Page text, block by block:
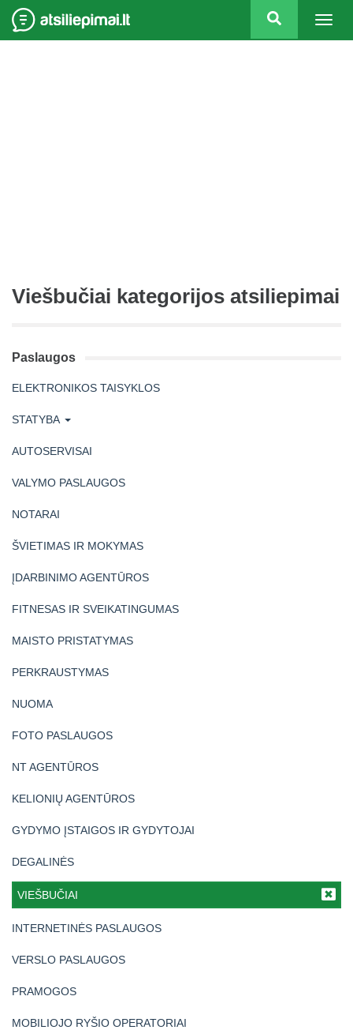
Viešbučiai kategorijos atsiliepimai
Paslaugos
ELEKTRONIKOS TAISYKLOS
STATYBA
AUTOSERVISAI
VALYMO PASLAUGOS
NOTARAI
ŠVIETIMAS IR MOKYMAS
ĮDARBINIMO AGENTŪROS
FITNESAS IR SVEIKATINGUMAS
MAISTO PRISTATYMAS
PERKRAUSTYMAS
NUOMA
FOTO PASLAUGOS
NT AGENTŪROS
KELIONIŲ AGENTŪROS
GYDYMO ĮSTAIGOS IR GYDYTOJAI
DEGALINĖS
VIEŠBUČIAI
INTERNETINĖS PASLAUGOS
VERSLO PASLAUGOS
PRAMOGOS
MOBILIOJO RYŠIO OPERATORIAI